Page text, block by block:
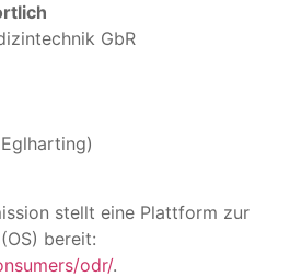
GbR
stellt eine Plattform zur
bereit:
odr/.